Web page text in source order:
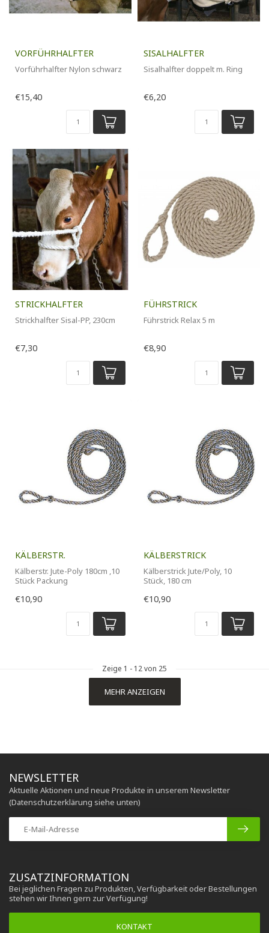
VORFÜHRHALFTER
Vorführhalfter Nylon schwarz
€15,40
SISALHALFTER
Sisalhalfter doppelt m. Ring
€6,20
STRICKHALFTER
Strickhalfter Sisal-PP, 230cm
€7,30
FÜHRSTRICK
Führstrick Relax 5 m
€8,90
KÄLBERSTR.
Kälberstr. Jute-Poly 180cm ,10
Stück Packung
€10,90
KÄLBERSTRICK
Kälberstrick Jute/Poly, 10
Stück, 180 cm
€10,90
Zeige 1 - 12von 25
MEHR ANZEIGEN
ZUSATZINFORMATION
Bei jeglichen Fragen zu Produkten, Verfügbarkeit oder Bestellungen
stehen wir Ihnen gern zur Verfügung!
KONTAKT
NEWSLETTER
Aktuelle Aktionen und neue Produkte in unserem Newsletter
(Datenschutzerklärung siehe unten)